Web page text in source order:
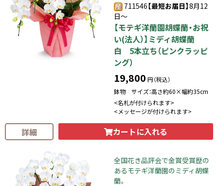
711546【最短お届日】8月12
日～
【モテギ洋蘭園胡蝶蘭・お祝
い(法人）】ミディ胡蝶蘭
白 5本立ち（ピンクラッピ
ング）
19,800 円（税込）
鉢物 サイズ：高さ約60×幅約35cm
<名札が付けられます>
<メッセージが付けられます>
詳細 カートに入れる
全国花き品評会で金賞受賞歴の
あるモテギ洋蘭園のミディ胡蝶
蘭。